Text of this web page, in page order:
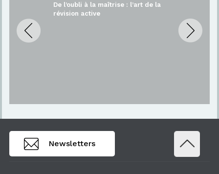
De l’oubli à la maîtrise : l’art de la
révision active
Newsletters